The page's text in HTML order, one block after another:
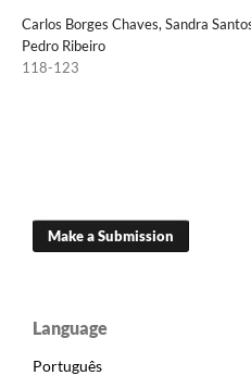
Carlos Borges Chaves, Sandra
Pedro Ribeiro
118-123
Make a Submission
Language
Português